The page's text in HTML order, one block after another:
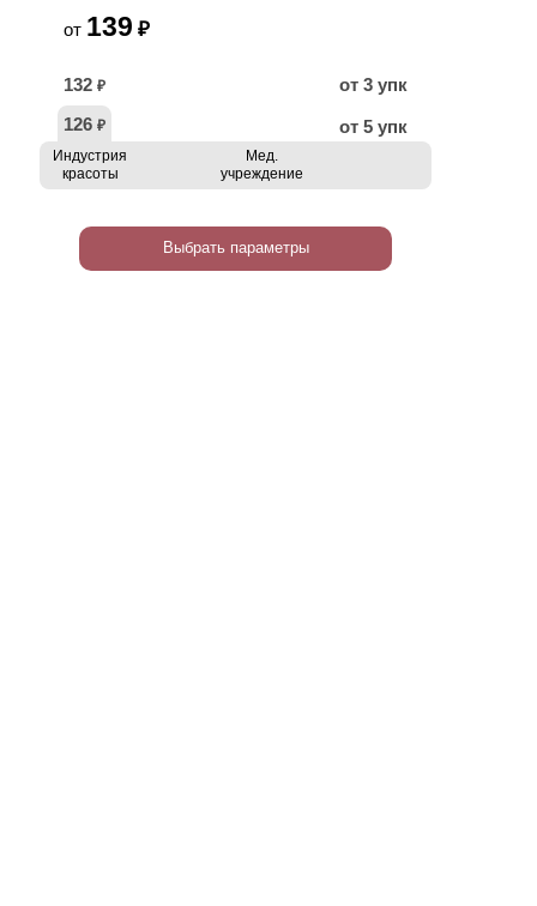
от 139 ₽
132 ₽
от 3 упк
126 ₽ от 5 упк
Индустрия
красоты
Мед.
учреждение
Выбрать параметры